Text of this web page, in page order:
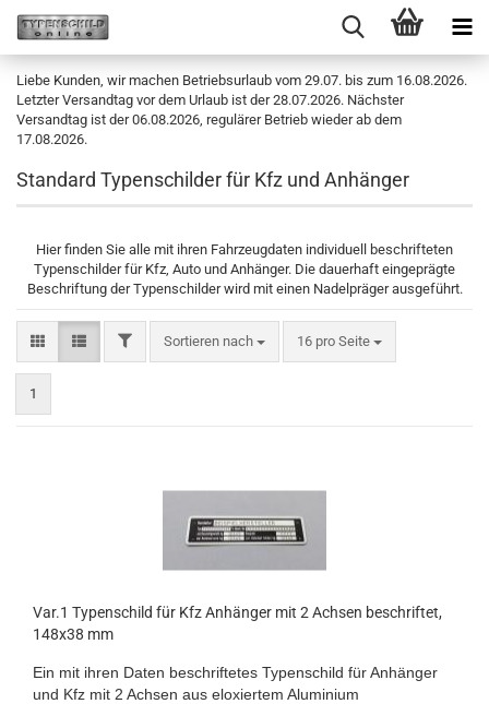
Liebe Kunden, wir machen Betriebsurlaub vom 29.07. bis zum 16.08.2026.
Letzter Versandtag vor dem Urlaub ist der 28.07.2026. Nächster
Versandtag ist der 06.08.2026, regulärer Betrieb wieder ab dem
17.08.2026.
Standard Typenschilder für Kfz und Anhänger
Hier finden Sie alle mit ihren Fahrzeugdaten individuell beschrifteten
Typenschilder für Kfz, Auto und Anhänger. Die dauerhaft eingeprägte
Beschriftung der Typenschilder wird mit einen Nadelpräger ausgeführt.
FILTERSortieren nach
Sortieren nach 16 pro Seite
pro Seite
1
Var.1 Typenschild für Kfz Anhänger mit 2 Achsen beschriftet,
148x38 mm
Ein mit ihren Daten beschriftetes Typenschild für Anhänger
und Kfz mit 2 Achsen aus eloxiertem Aluminium